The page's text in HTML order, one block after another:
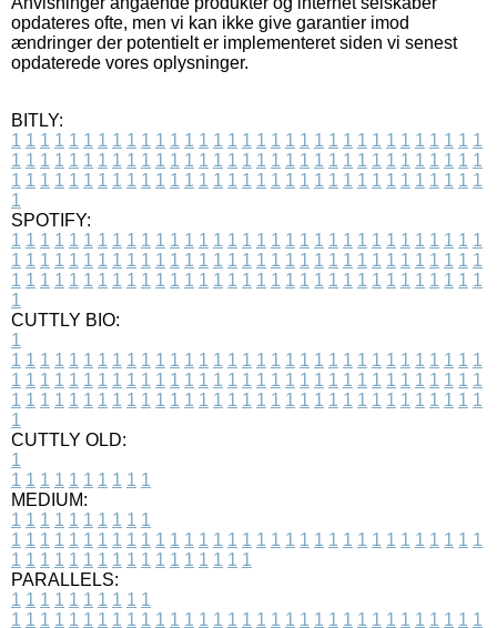
opdateres ofte, men vi kan ikke give garantier imod
ændringer der potentielt er implementeret siden vi senest
opdaterede vores oplysninger.
BITLY:
1 1 1 1 1 1 1 1 1 1 1 1 1 1 1 1 1 1 1 1 1 1 1 1 1 1 1 1 1 1 1 1 1
1 1 1 1 1 1 1 1 1 1 1 1 1 1 1 1 1 1 1 1 1 1 1 1 1 1 1 1 1 1 1 1 1
1 1 1 1 1 1 1 1 1 1 1 1 1 1 1 1 1 1 1 1 1 1 1 1 1 1 1 1 1 1 1 1 1
1
SPOTIFY:
1 1 1 1 1 1 1 1 1 1 1 1 1 1 1 1 1 1 1 1 1 1 1 1 1 1 1 1 1 1 1 1 1
1 1 1 1 1 1 1 1 1 1 1 1 1 1 1 1 1 1 1 1 1 1 1 1 1 1 1 1 1 1 1 1 1
1 1 1 1 1 1 1 1 1 1 1 1 1 1 1 1 1 1 1 1 1 1 1 1 1 1 1 1 1 1 1 1 1
1
CUTTLY BIO:
1
1 1 1 1 1 1 1 1 1 1 1 1 1 1 1 1 1 1 1 1 1 1 1 1 1 1 1 1 1 1 1 1 1
1 1 1 1 1 1 1 1 1 1 1 1 1 1 1 1 1 1 1 1 1 1 1 1 1 1 1 1 1 1 1 1 1
1 1 1 1 1 1 1 1 1 1 1 1 1 1 1 1 1 1 1 1 1 1 1 1 1 1 1 1 1 1 1 1 1
1
CUTTLY OLD:
1
1 1 1 1 1 1 1 1 1 1
MEDIUM:
1 1 1 1 1 1 1 1 1 1
1 1 1 1 1 1 1 1 1 1 1 1 1 1 1 1 1 1 1 1 1 1 1 1 1 1 1 1 1 1 1 1 1
1 1 1 1 1 1 1 1 1 1 1 1 1 1 1 1 1
PARALLELS:
1 1 1 1 1 1 1 1 1 1
1 1 1 1 1 1 1 1 1 1 1 1 1 1 1 1 1 1 1 1 1 1 1 1 1 1 1 1 1 1 1 1 1